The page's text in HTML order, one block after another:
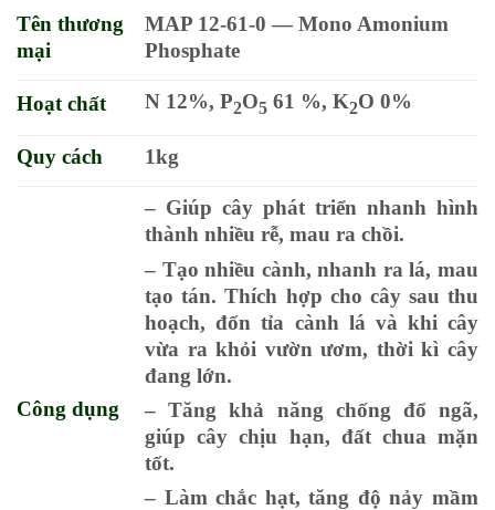
Tên thương
mại
MAP 12-61-0 —Mono Amonium
Phosphate
Hoạt chất N 12%, P2O5 61 %, K2O 0%
Quy cách 1kg
Công dụng
– Giúp cây phát triển nhanh hình
thành nhiều rễ, mau ra chồi.
– Tạo nhiều cành, nhanh ra lá, mau
tạo tán. Thích hợp cho cây sau thu
hoạch, đốn tỉa cành lá và khi cây
vừa ra khỏi vườn ươm, thời kì cây
đang lớn.
– Tăng khả năng chống đổ ngã,
giúp cây chịu hạn, đất chua mặn
tốt.
– Làm chắc hạt, tăng độ nảy mầm